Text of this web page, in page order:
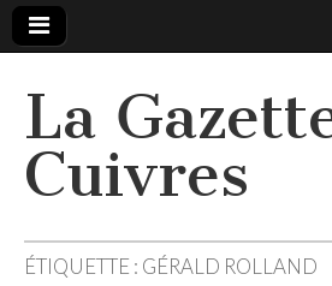
La
Cuivres
ÉTIQUETTE : GÉRALD ROLLAND